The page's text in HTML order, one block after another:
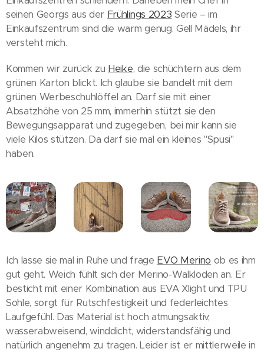
seinen Georgs aus der Frühlings 2023 Serie – im
Einkaufszentrum sind die warm genug. Gell Mädels, ihr
versteht mich.
Kommen wir zurück zu Heike, die schüchtern aus dem
grünen Karton blickt. Ich glaube sie bandelt mit dem
grünen Werbeschuhlöffel an. Darf sie mit einer
Absatzhöhe von 25 mm, immerhin stützt sie den
Bewegungsapparat und zugegeben, bei mir kann sie
viele Kilos stützen. Da darf sie mal ein kleines "Spusi"
haben.
Ich lasse sie mal in Ruhe und frage EVO Merino ob es ihm
gut geht. Weich fühlt sich der Merino-Walkloden an. Er
besticht mit einer Kombination aus EVA Xlight und TPU
Sohle, sorgt für Rutschfestigkeit und federleichtes
Laufgefühl. Das Material ist hoch atmungsaktiv,
wasserabweisend, winddicht, widerstandsfähig und
natürlich angenehm zu tragen. Leider ist er mittlerweile in